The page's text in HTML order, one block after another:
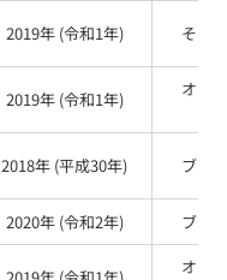
2019年 (令和1年) その他
2019年 (令和1年)
オレ
2018年 (平成30年) ブルー
2020年 (令和2年) ブルー
オレ